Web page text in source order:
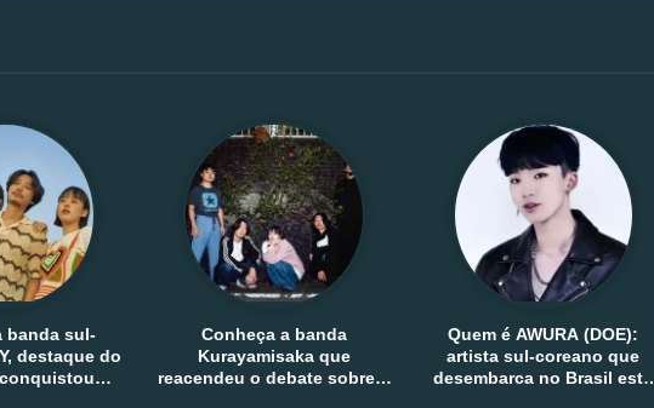
banda sul-
destaque do
Conheça a banda
Kurayamisaka que
reacendeu o debate sobre o
Quem é AWURA (DOE):
artista sul-coreano que
desembarca no Brasil esta